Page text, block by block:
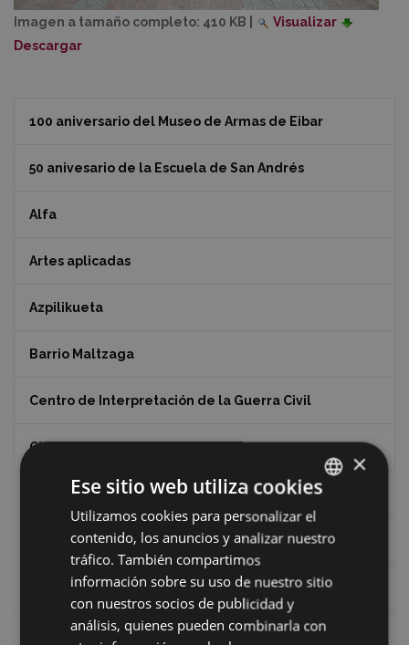
Imagen a tamaño completo: 410 KB
Visualizar
Descargar
100 aniversario del Museo de Armas de Eibar
50 anivesario de la Escuela de San Andrés
Alfa
Artes aplicadas
Azpilikueta
Barrio Maltzaga
Centro de Interpretación de la Guerra Civil
Ciclismo
Ciclismo "A rueda"
Dibujos de Julen Zabaleta
Eibar desde el aire
Eibartarren ahotan
BASQUE
SPANISH
×
Ese sitio web utiliza cookies
Utilizamos cookies para personalizar el
contenido, los anuncios y analizar nuestro
tráfico. También compartimos
información sobre su uso de nuestro sitio
con nuestros socios de publicidad y
análisis, quienes pueden combinarla con